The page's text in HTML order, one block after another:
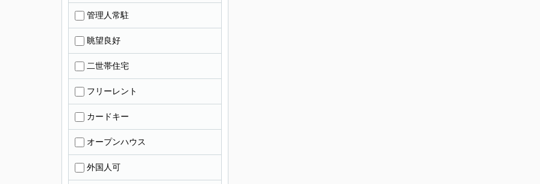
管理人常駐
眺望良好
二世帯住宅
フリーレント
カードキー
オープンハウス
外国人可